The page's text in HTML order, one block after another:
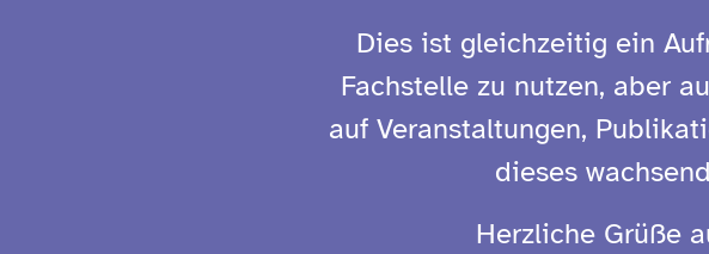
Dies ist gleichzeitig ein
Fachstelle zu nutzen, aber
auf Veranstaltungen,
dieses
Herzliche Grüße